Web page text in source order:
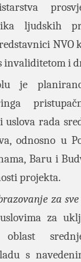
ljudskih
NVO
invaliditetom i
je
uslova rada
odnosno u
Baru i
projekta.
za sve
za
s